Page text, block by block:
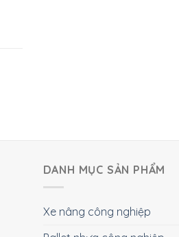
DANH MỤC SẢN PHẨM
Xe nâng công nghiệp